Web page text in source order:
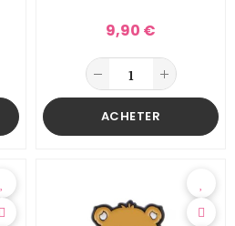
9,90 €
ACHETER